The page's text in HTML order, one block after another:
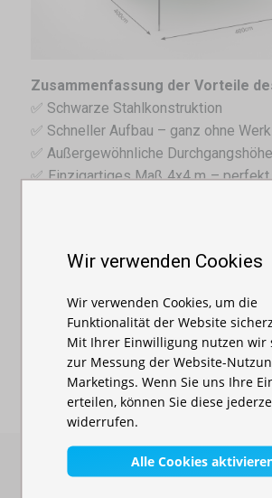
Zusammenfassung der Vorteile
✅ Schwarze Stahlkonstruktion
✅ Schneller Aufbau – ganz ohne
✅ Außergewöhnliche
✅ Einzigartiges Maß 4x4 m –
✅ Geeignet für Märkte, Promotion,
Andere Dimensionen:2x2,2x3 ,3x3,
Wir verwenden Cookies
Wir verwenden Cookies, um die
Funktionalität der Website
Mit Ihrer Einwilligung nutzen wir
zur Messung der Website-
Marketings. Wenn Sie uns Ihre
erteilen, können Sie diese
widerrufen.
Alle Cookies